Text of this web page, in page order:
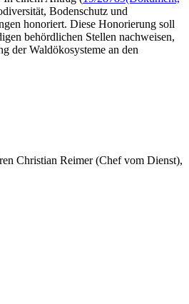
Bodenschutz und
honoriert. Diese Honorierung soll
behördlichen Stellen nachweisen,
der Waldökosysteme an den
Christian Reimer (Chef vom Dienst),